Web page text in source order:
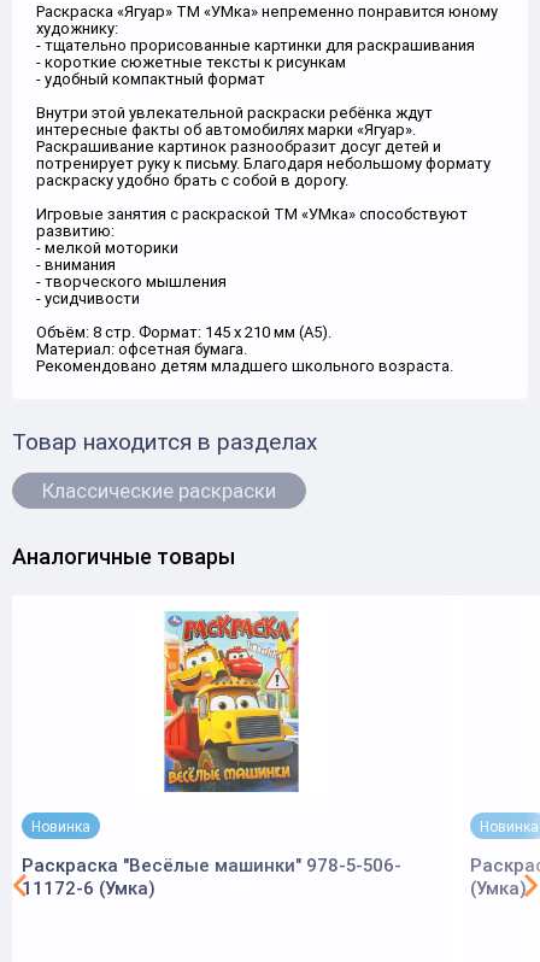
Раскраска «Ягуар» ТМ «УМка» непременно понравится юному
художнику:
- тщательно прорисованные картинки для раскрашивания
- короткие сюжетные тексты к рисункам
- удобный компактный формат
Внутри этой увлекательной раскраски ребёнка ждут
интересные факты об автомобилях марки «Ягуар».
Раскрашивание картинок разнообразит досуг детей и
потренирует руку к письму. Благодаря небольшому формату
раскраску удобно брать с собой в дорогу.
Игровые занятия с раскраской ТМ «УМка» способствуют
развитию:
- мелкой моторики
- внимания
- творческого мышления
- усидчивости
Объём: 8 стр. Формат: 145 x 210 мм (А5).
Материал: офсетная бумага.
Рекомендовано детям младшего школьного возраста.
Товар находится в разделах
Классические раскраски
Аналогичные товары
Новинка
Раскраска "Весёлые машинки" 978-5-506-
11172-6 (Умка)
Новинка
(Умка)